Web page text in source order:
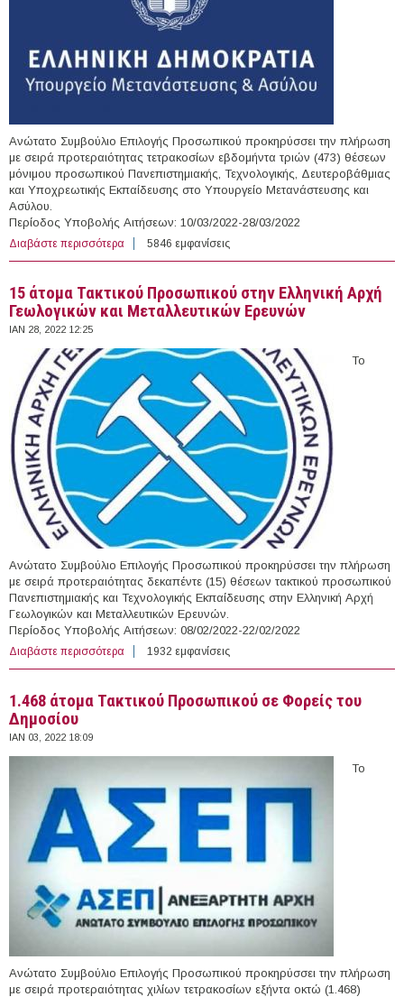
Ανώτατο Συμβούλιο Επιλογής Προσωπικού προκηρύσσει την πλήρωση
με σειρά προτεραιότητας τετρακοσίων εβδομήντα τριών (473) θέσεων
μόνιμου προσωπικού Πανεπιστημιακής, Τεχνολογικής, Δευτεροβάθμιας
και Υποχρεωτικής Εκπαίδευσης στο Υπουργείο Μετανάστευσης και
Ασύλου.
Περίοδος Υποβολής Αιτήσεων: 10/03/2022-28/03/2022
Διαβάστε περισσότερα για 473 θέσεις Τακτικού Προσωπικού στο Υπουργείο
Μετανάστευσης & Ασύλου
5846 εμφανίσεις
15 άτομα Τακτικού Προσωπικού στην Ελληνική Αρχή
Γεωλογικών και Μεταλλευτικών Ερευνών
ΙΑΝ 28, 2022 12:25
Το
Ανώτατο Συμβούλιο Επιλογής Προσωπικού προκηρύσσει την πλήρωση
με σειρά προτεραιότητας δεκαπέντε (15) θέσεων τακτικού προσωπικού
Πανεπιστημιακής και Τεχνολογικής Εκπαίδευσης στην Ελληνική Αρχή
Γεωλογικών και Μεταλλευτικών Ερευνών.
Περίοδος Υποβολής Αιτήσεων: 08/02/2022-22/02/2022
Διαβάστε περισσότερα για 15 άτομα Τακτικού Προσωπικού στην Ελληνική Αρχή
Γεωλογικών και Μεταλλευτικών Ερευνών
1932 εμφανίσεις
1.468 άτομα Τακτικού Προσωπικού σε Φορείς του
Δημοσίου
ΙΑΝ 03, 2022 18:09
Το
Ανώτατο Συμβούλιο Επιλογής Προσωπικού προκηρύσσει την πλήρωση
με σειρά προτεραιότητας χιλίων τετρακοσίων εξήντα οκτώ (1.468)